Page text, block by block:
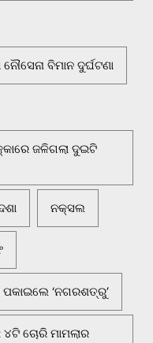
ବିମାନ ଦୁର୍ଘଟଣା
ଜଳିଗଲା ଦୁଇଟି
ନକ୍ସଲ
ପକାଇଲେ ‘ନଗରଶତ୍ରୁ’
ଚୋରି ମାମଲାର